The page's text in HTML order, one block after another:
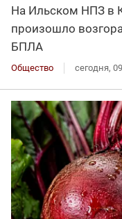
На Ильском НПЗ в
произошло
БПЛА
Общество сегодня,